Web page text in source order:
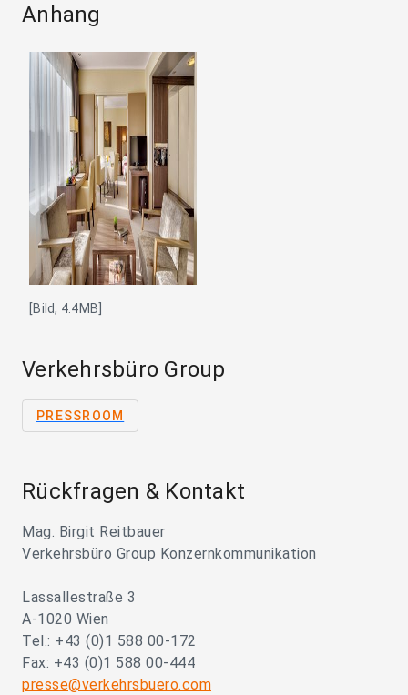
Anhang
[Bild, 4.4MB]
Verkehrsbüro Group
PRESSROOM
Rückfragen & Kontakt
Mag. Birgit Reitbauer
Verkehrsbüro Group Konzernkommunikation
Lassallestraße 3
A-1020 Wien
Tel.: +43 (0)1 588 00-172
Fax: +43 (0)1 588 00-444
presse@verkehrsbuero.com